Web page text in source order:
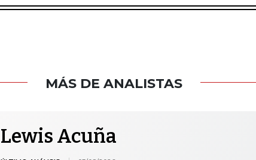
MÁS DE ANALISTAS
Lewis Acuña